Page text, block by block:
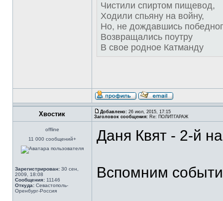
Чистили спиртом пищевод,
Ходили спьяну на войну,
Hо, не дождавшись
Возвращались поутру
В свое родное Катманду
Хвостик Добавлено: 26 июл, 2015, 17:15
Заголовок сообщения: Re: ПОЛИТГАРАЖ
offline
11 000 сообщений+
Зарегистрирован: 30 сен,
2009, 18:08
Сообщения: 11146
Откуда: Севастополь-
Оренбург-Россия
Даня Квят - 2-й
Вспомним